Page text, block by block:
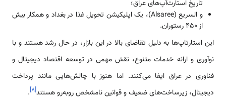
تاریخ استارت‌آپ‌های عراق؛
و السریع (Alsaree)، یک اپلیکیشن تحویل غذا در بغداد و همکار بیش
از ۴۵۰ رستوران.
این استارتاپ‌ها به دلیل تقاضای بالا در این بازار، در حال رشد هستند و با
نوآوری و ارائه خدمات متنوع، نقش مهمی در توسعه اقتصاد دیجیتال و
فناوری در عراق ایفا می‌کنند. اما هنوز با چالش‌هایی مانند پرداخت
دیجیتال، زیرساخت‌های ضعیف و قوانین نامشخص روبه‌رو هستند[۸]
.